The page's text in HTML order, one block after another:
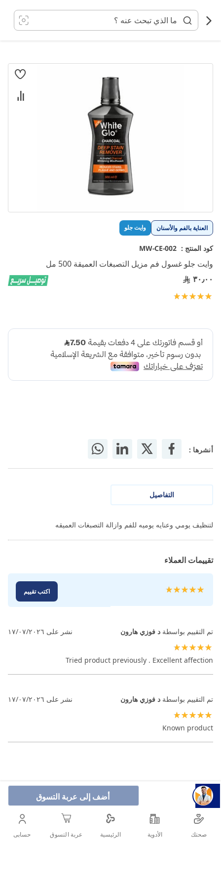
المحتوى
العناية بالفم والأسنان وايت جلو
كود المنتج : MW-CE-002
وايت جلو غسول فم مزيل التصبغات العميقة 500 مل
٣٠٫٠٠
تقييم:
أضف إلى عربة التسوق
أنشرها :
انتقل
تخطي
إلى
بداية
معرض
الصور
التفاصيل
لتنظيف يومي وعنايه يوميه للفم وازالة التصبغات العميقه
تقييمات العملاء
تقييم:
اكتب تقييم
تم التقييم بواسطة د فوزي هارون نشر على ١٧/٠٧/٢٠٢٦
Tried product previously . Excellent affection
تم التقييم بواسطة د فوزي هارون نشر على ١٧/٠٧/٢٠٢٦
Known product
صحتك الأدوية الرئيسية عربة التسوق حسابى